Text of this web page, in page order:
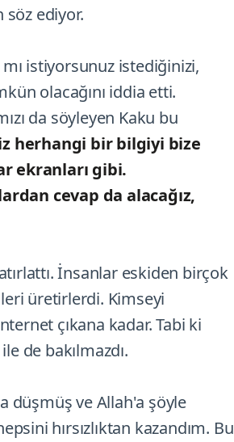
ediyor.
istiyorsunuz istediğinizi,
olacağını iddia etti.
da söyleyen Kaku bu
herhangi bir bilgiyi bize
ekranları gibi.
cevap da alacağız,
İnsanlar eskiden birçok
üretirlerdi. Kimseyi
çıkana kadar. Tabi ki
de bakılmazdı.
düşmüş ve Allah'a şöyle
hırsızlıktan kazandım. Bu